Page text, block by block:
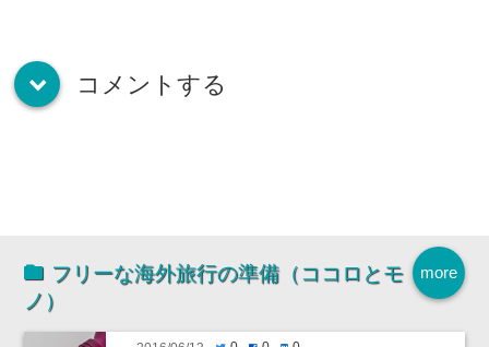
down コメントする
more
フリーな海外旅行の準備（ココロとモ
ノ）